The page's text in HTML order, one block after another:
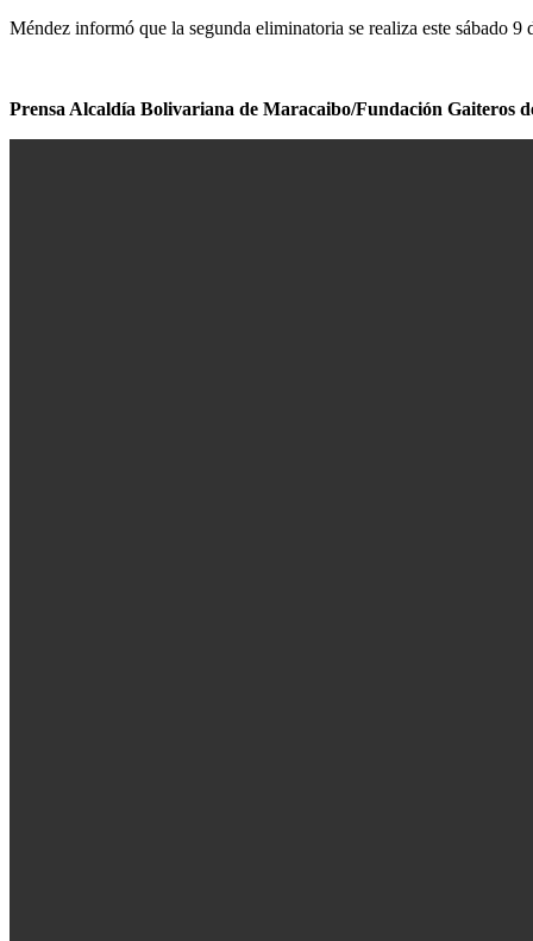
Méndez informó que la segunda eliminatoria se realiza este sábado
Prensa Alcaldía Bolivariana de Maracaibo/Fundación Gaiteros